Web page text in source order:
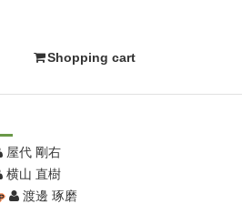
Shopping cart
屋代 剛右
横山 直樹
渡邊 琢磨